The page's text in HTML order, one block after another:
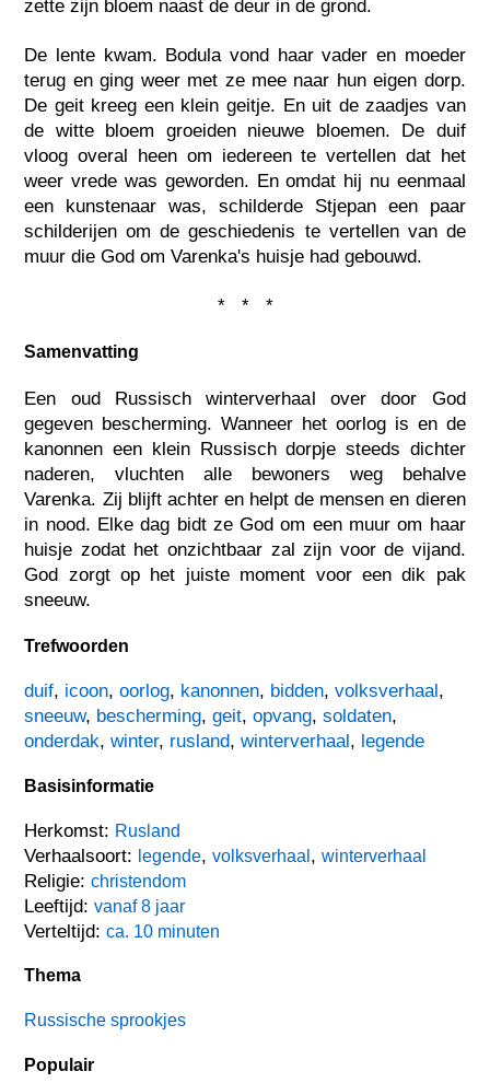
zette zijn bloem naast de deur in de grond.
De lente kwam. Bodula vond haar vader en moeder
terug en ging weer met ze mee naar hun eigen dorp.
De geit kreeg een klein geitje. En uit de zaadjes van
de witte bloem groeiden nieuwe bloemen. De duif
vloog overal heen om iedereen te vertellen dat het
weer vrede was geworden. En omdat hij nu eenmaal
een kunstenaar was, schilderde Stjepan een paar
schilderijen om de geschiedenis te vertellen van de
muur die God om Varenka's huisje had gebouwd.
* * *
Samenvatting
Een oud Russisch winterverhaal over door God
gegeven bescherming. Wanneer het oorlog is en de
kanonnen een klein Russisch dorpje steeds dichter
naderen, vluchten alle bewoners weg behalve
Varenka. Zij blijft achter en helpt de mensen en dieren
in nood. Elke dag bidt ze God om een muur om haar
huisje zodat het onzichtbaar zal zijn voor de vijand.
God zorgt op het juiste moment voor een dik pak
sneeuw.
Trefwoorden
duif, icoon,oorlog, kanonnen, bidden,volksverhaal ,
sneeuw, bescherming,geit,opvang,soldaten,
onderdak,winter, rusland,winterverhaal , legende
Basisinformatie
Herkomst: Rusland
Verhaalsoort: legende,volksverhaal ,winterverhaal
Religie:christendom
Leeftijd:vanaf 8 jaar
Verteltijd:ca. 10 minuten
Thema
Russische sprookjes
Populair